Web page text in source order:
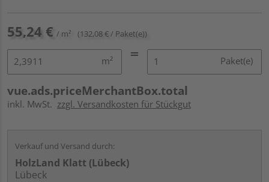
55,24 € / m² (132,08 € / Paket(e))
m² Paket(e)
vue.ads.priceMerchantBox.total
inkl. MwSt. zzgl. Versandkosten für Stückgut
Verkauf und Versand durch:
HolzLand Klatt (Lübeck)
Lübeck